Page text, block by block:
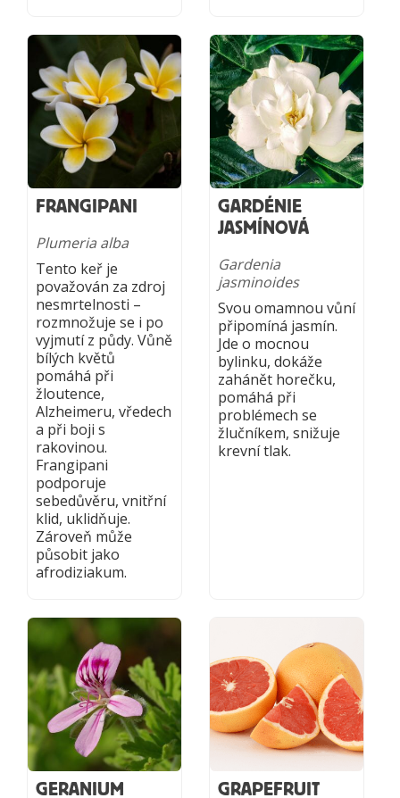
FRANGIPANI
Plumeria alba
Tento keř je
považován za zdroj
nesmrtelnosti –
rozmnožuje se i po
vyjmutí z půdy. Vůně
bílých květů
pomáhá při
žloutence,
Alzheimeru, vředech
a při boji s
rakovinou.
Frangipani
podporuje
sebedůvěru, vnitřní
klid, uklidňuje.
Zároveň může
působit jako
afrodiziakum.
GARDÉNIE
JASMÍNOVÁ
Gardenia
jasminoides
Svou omamnou vůní
připomíná jasmín.
Jde o mocnou
bylinku, dokáže
zahánět horečku,
pomáhá při
problémech se
žlučníkem, snižuje
krevní tlak.
GERANIUM GRAPEFRUIT